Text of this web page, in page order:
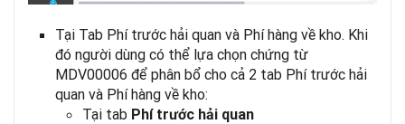
Tại Tab Phí trước hải quan và Phí hàng về kho. Khi
đó người dùng có thể lựa chọn chứng từ
MDV00006 để phân bổ cho cả 2 tab Phí trước hải
quan và Phí hàng về kho:
Tại tab Phí trước hải quan